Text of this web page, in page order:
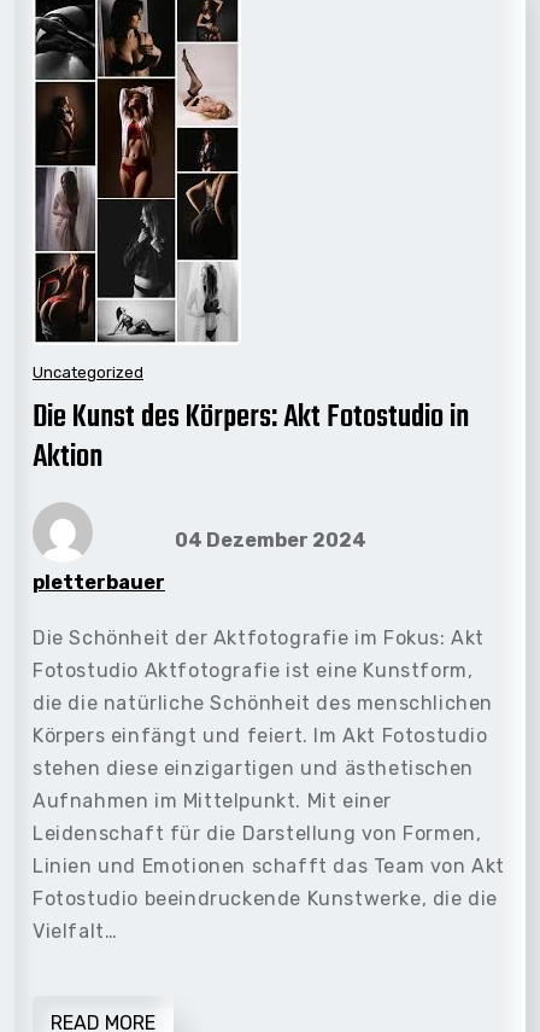
Uncategorized
Die Kunst des Körpers: Akt Fotostudio in
Aktion
pletterbauer
04 Dezember 2024
Die Schönheit der Aktfotografie im Fokus: Akt
Fotostudio Aktfotografie ist eine Kunstform,
die die natürliche Schönheit des menschlichen
Körpers einfängt und feiert. Im Akt Fotostudio
stehen diese einzigartigen und ästhetischen
Aufnahmen im Mittelpunkt. Mit einer
Leidenschaft für die Darstellung von Formen,
Linien und Emotionen schafft das Team von Akt
Fotostudio beeindruckende Kunstwerke, die die
Vielfalt…
READ MORE